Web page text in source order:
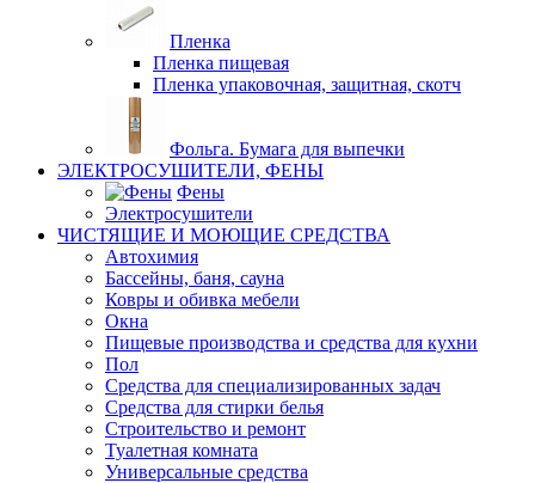
Пленка
Пленка пищевая
Пленка упаковочная, защитная, скотч
Фольга. Бумага для выпечки
ЭЛЕКТРОСУШИТЕЛИ, ФЕНЫ
Фены
Электросушители
ЧИСТЯЩИЕ И МОЮЩИЕ СРЕДСТВА
Автохимия
Бассейны, баня, сауна
Ковры и обивка мебели
Окна
Пищевые производства и средства для кухни
Пол
Средства для специализированных задач
Средства для стирки белья
Строительство и ремонт
Туалетная комната
Универсальные средства